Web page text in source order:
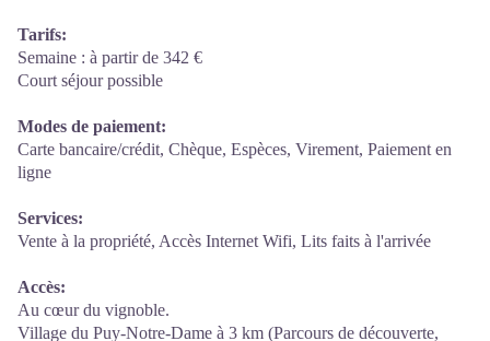
Tarifs:
Semaine : à partir de 342 €
Court séjour possible
Modes de paiement:
Carte bancaire/crédit, Chèque, Espèces, Virement, Paiement en
ligne
Services:
Vente à la propriété, Accès Internet Wifi, Lits faits à l'arrivée
Accès:
Au cœur du vignoble.
Village du Puy-Notre-Dame à 3 km (Parcours de découverte,